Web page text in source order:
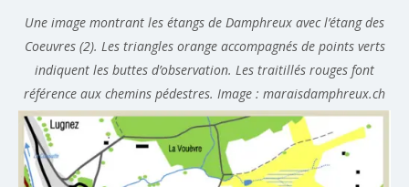
Une image montrant les étangs de Damphreux avec l’étang des
Coeuvres (2). Les triangles orange accompagnés de points verts
indiquent les buttes d’observation. Les traitillés rouges font
référence aux chemins pédestres. Image : maraisdamphreux.ch